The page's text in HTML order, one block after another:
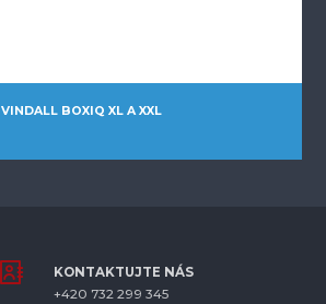
VINDALL BOXIQ XL A XXL
KONTAKTUJTE NÁS
+420 732 299 345